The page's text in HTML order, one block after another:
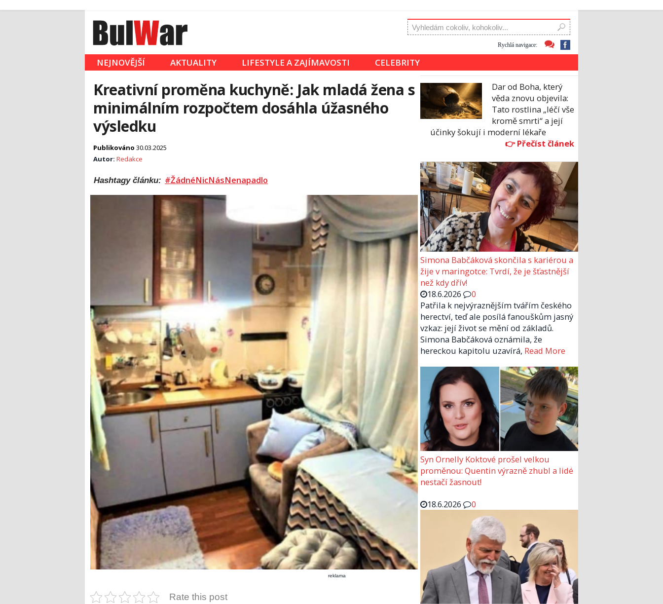
Rychlá navigace:
NEJNOVĚJŠÍ AKTUALITY LIFESTYLE A ZAJÍMAVOSTI CELEBRITY
Kreativní proměna kuchyně: Jak mladá žena s
minimálním rozpočtem dosáhla úžasného
výsledku
Publikováno 30.03.2025
Autor: Redakce
Hashtagy článku: #ŽádnéNicNásNenapadlo
reklama
Rate this post
Dar od Boha, který
věda znovu objevila:
Tato rostlina „léčí vše
kromě smrti“ a její
účinky šokují i moderní lékaře
Simona Babčáková skončila s kariérou a
žije v maringotce: Tvrdí, že je šťastnější
než kdy dřív!
18.6.2026
0
Patřila k nejvýraznějším tvářím českého
herectví, teď ale posílá fanouškům jasný
vzkaz: její život se mění od základů.
Simona Babčáková oznámila, že
hereckou kapitolu uzavírá, Read More
Syn Ornelly Koktové prošel velkou
proměnou: Quentin výrazně zhubl a lidé
nestačí žasnout!
18.6.2026
0